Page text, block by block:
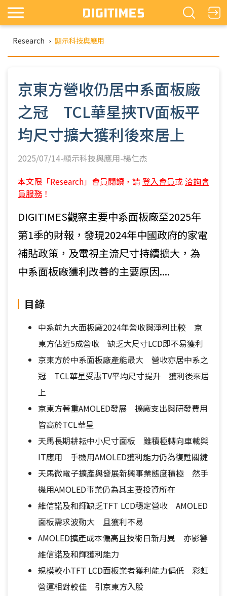
Research › 顯示科技與應用
京東方營收仍居中系面板廠
之冠 TCL華星挾TV面板平
均尺寸擴大獲利後來居上
2025/07/14-顯示科技與應用-楊仁杰
本文限「Research」會員閱讀，請 登入會員或 洽詢會
員服務 ！
DIGITIMES觀察主要中系面板廠至2025年
第1季的財報，發現2024年中國政府的家電
補貼政策，及電視主流尺寸持續擴大，為
中系面板廠獲利改善的主要原因....
目錄
中系前九大面板廠2024年營收與淨利比較 京
東方佔近5成營收 缺乏大尺寸LCD即不易獲利
京東方於中系面板廠產能最大 營收亦居中系之
冠 TCL華星受惠TV平均尺寸提升 獲利後來居
上
京東方著重AMOLED發展 擴廠支出與研發費用
皆高於TCL華星
天馬長期耕耘中小尺寸面板 雖積極轉向車載與
IT應用 手機用AMOLED獲利能力仍為復甦關鍵
天馬微電子擴產與發展新興事業態度積極 然手
機用AMOLED事業仍為其主要投資所在
維信諾及和輝缺乏TFT LCD穩定營收 AMOLED
面板需求波動大 且獲利不易
AMOLED擴產成本偏高且技術日新月異 亦影響
維信諾及和輝獲利能力
規模較小TFT LCD面板業者獲利能力偏低 彩虹
營運相對較佳 引京東方入股